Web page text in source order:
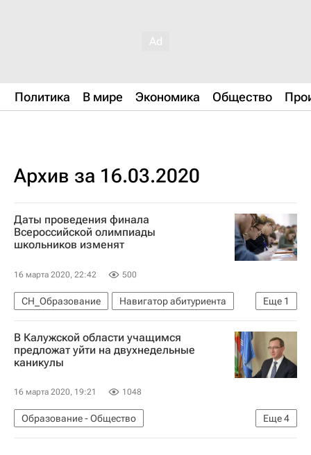
Политика В мире Экономика Общество
Архив за 16.03.2020
Даты проведения финала
Всероссийской олимпиады
школьников изменят
16 марта 2020, 22:42 500
Еще 1
СН_Образование
Навигатор абитуриента
Министерство просвещения России (Минпросвещения России)
В Калужской области учащимся
предложат уйти на двухнедельные
каникулы
16 марта 2020, 19:21 1048
Еще4
Образование - Общество
Социальный навигатор